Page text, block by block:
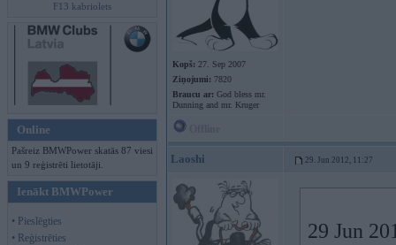
F13 kabriolets
Online
Pašreiz BMWPower skatās 87 viesi
un 9 reģistrēti lietotāji.
Ienākt BMWPower
• Pieslēgties
• Reģistrēties
Kopš: 27. Sep 2007
Ziņojumi: 7820
Braucu ar: God bless mr.
Dunning and mr. Kruger
Laoshi 29. Jun 2012, 11:27
29 Jun